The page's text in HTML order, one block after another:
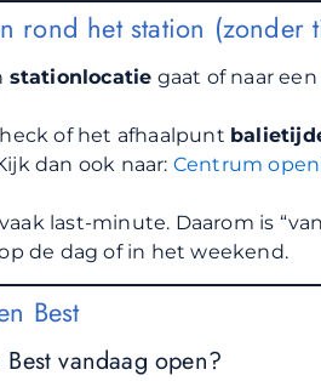
rond het station (zonder
stationlocatie gaat of naar
of het afhaalpunt
dan ook naar: Centrum
last-minute. Daarom is
de dag of in het weekend.
Best
vandaag open?